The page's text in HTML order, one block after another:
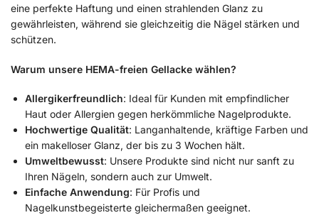
eine perfekte Haftung und einen strahlenden Glanz zu
gewährleisten, während sie gleichzeitig die Nägel stärken und
schützen.
Warum unsere HEMA-freien Gellacke wählen?
Allergikerfreundlich: Ideal für Kunden mit empfindlicher
Haut oder Allergien gegen herkömmliche Nagelprodukte.
Hochwertige Qualität: Langanhaltende, kräftige Farben und
ein makelloser Glanz, der bis zu 3 Wochen hält.
Umweltbewusst: Unsere Produkte sind nicht nur sanft zu
Ihren Nägeln, sondern auch zur Umwelt.
Einfache Anwendung: Für Profis und
Nagelkunstbegeisterte gleichermaßen geeignet.